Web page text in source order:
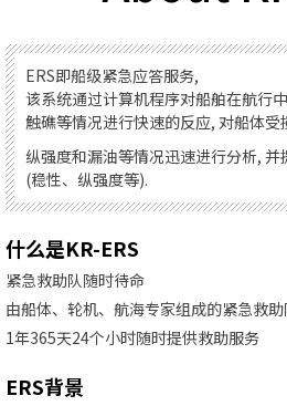
ERS即船级紧急应答服务,
该系统通过计算机程序对船舶在航行
触礁等情况进行快速的反应, 对船体受
纵强度和漏油等情况迅速进行分析, 并
(稳性、纵强度等).
什么是KR-ERS
紧急救助队随时待命
由船体、轮机、航海专家组成的紧急救
1年365天24个小时随时提供救助服务
ERS背景